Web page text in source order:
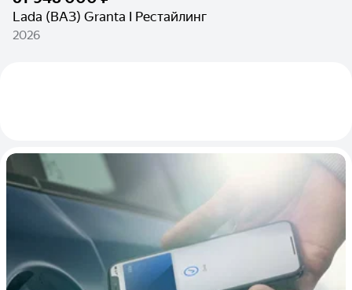
Lada (ВАЗ) Granta I Рестайлинг
2026